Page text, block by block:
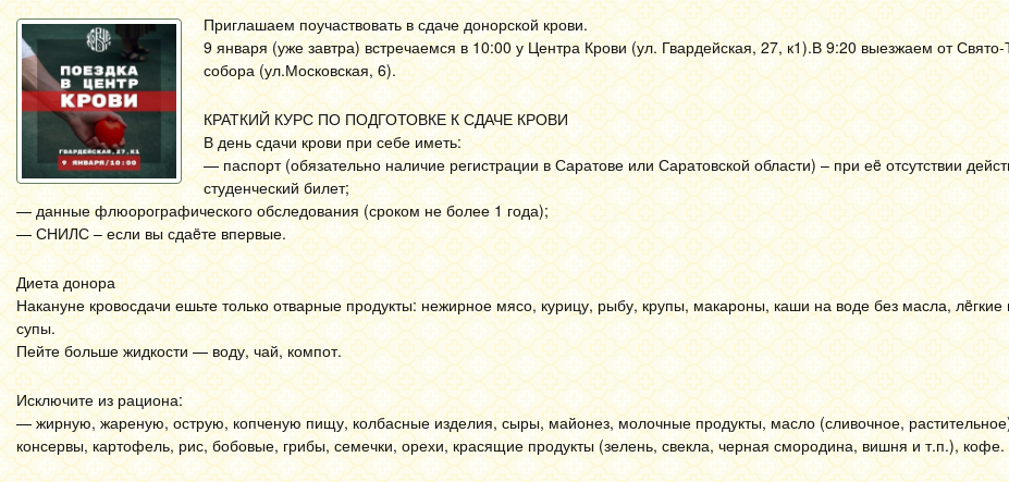
Приглашаем поучаствовать в сдаче донорской крови.
9 января (уже завтра) встречаемся в 10:00 у Центра Крови (ул. Гвардейская, 27, к1).В 9:20 выезжаем от Свято-
собора (ул.Московская, 6).
КРАТКИЙ КУРС ПО ПОДГОТОВКЕ К СДАЧЕ КРОВИ
В день сдачи крови при себе иметь:
— паспорт (обязательно наличие регистрации в Саратове или Саратовской области) – при еë отсутствии
студенческий билет;
— данные флюорографического обследования (сроком не более 1 года);
— СНИЛС – если вы сдаëте впервые.
Диета донора
Накануне кровосдачи ешьте только отварные продукты: нежирное мясо, курицу, рыбу, крупы, макароны, каши на воде без масла, лëгкие
супы.
Пейте больше жидкости — воду, чай, компот.
Исключите из рациона:
— жирную, жареную, острую, копченую пищу, колбасные изделия, сыры, майонез, молочные продукты, масло (сливочное,
консервы, картофель, рис, бобовые, грибы, семечки, орехи, красящие продукты (зелень, свекла, черная смородина, вишня и т.п.), кофе.